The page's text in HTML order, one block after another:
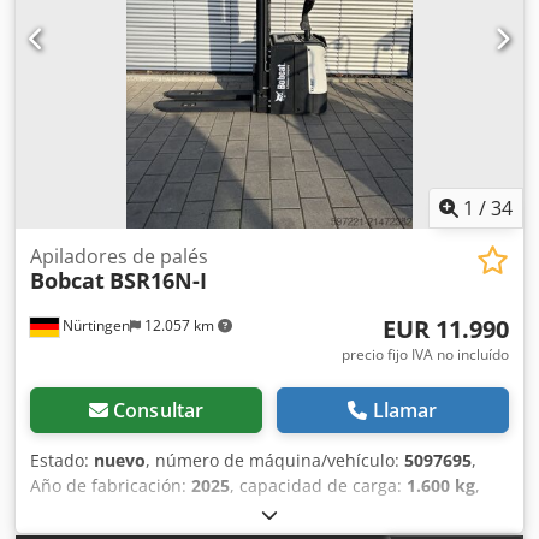
1 /34
Nürtingen 12.057 km
Apiladores de palés
Bobcat BSR16N-I
EUR 11.990
precio fijo IVA no incluído
Consultar Llamar
Estado: nuevo, número de máquina/vehículo: 5097695,
Año de fabricación: 2025, capacidad de carga: 1.600 kg,
4.620 mm, ascensor libre: